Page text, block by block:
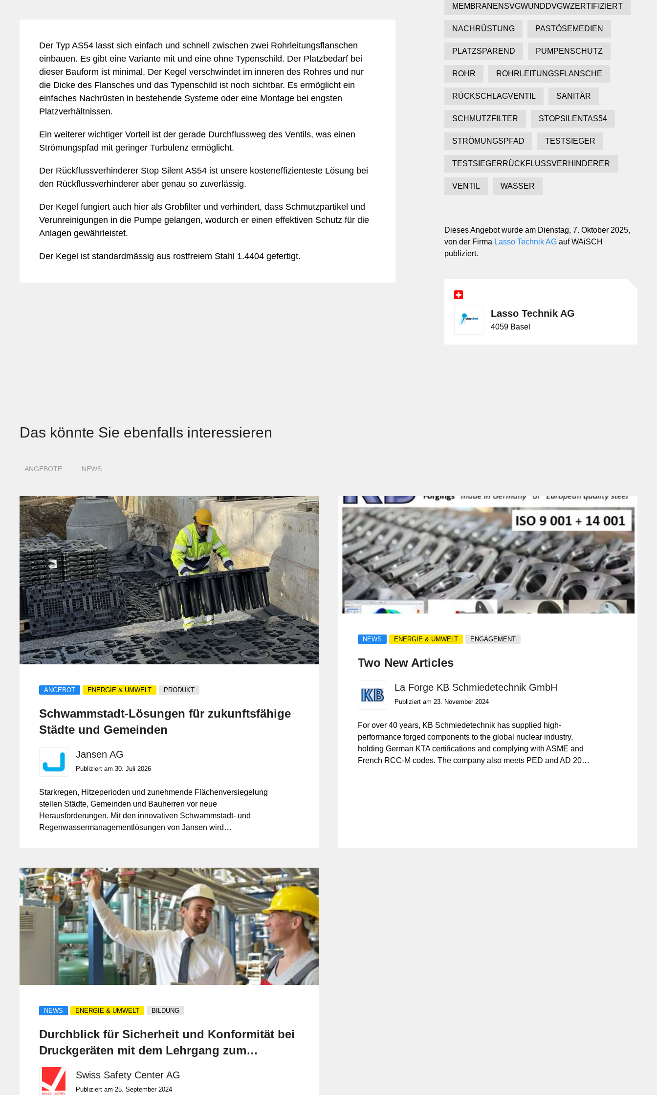
Möbel & Einrichtung
Schmuck & Uhren
Unternehmensberatung
Der Typ AS54 lasst sich einfach und schnell zwischen zwei Rohrleitungsflanschen
einbauen. Es gibt eine Variante mit und eine ohne Typenschild. Der Platzbedarf bei
dieser Bauform ist minimal. Der Kegel verschwindet im inneren des Rohres und nur
die Dicke des Flansches und das Typenschild ist noch sichtbar. Es ermöglicht ein
einfaches Nachrüsten in bestehende Systeme oder eine Montage bei engsten
Platzverhältnissen.
Ein weiterer wichtiger Vorteil ist der gerade Durchflussweg des Ventils, was einen
Strömungspfad mit geringer Turbulenz ermöglicht.
Der Rückflussverhinderer Stop Silent AS54 ist unsere kosteneffizienteste Lösung bei
den Rückflussverhinderer aber genau so zuverlässig.
Der Kegel fungiert auch hier als Grobfilter und verhindert, dass Schmutzpartikel und
Verunreinigungen in die Pumpe gelangen, wodurch er einen effektiven Schutz für die
Anlagen gewährleistet.
Der Kegel ist standardmässig aus rostfreiem Stahl 1.4404 gefertigt.
MEMBRANENSVGWUNDDVGWZERTIFIZIERT
NACHRÜSTUNG PASTÖSEMEDIEN
PLATZSPAREND PUMPENSCHUTZ
ROHR ROHRLEITUNGSFLANSCHE
RÜCKSCHLAGVENTIL SANITÄR
SCHMUTZFILTER STOPSILENTAS54
STRÖMUNGSPFAD TESTSIEGER
TESTSIEGERRÜCKFLUSSVERHINDERER
VENTIL WASSER
Dieses Angebot wurde am Dienstag, 7. Oktober 2025,
von der Firma Lasso Technik AG auf WAiSCH
publiziert.
Lasso Technik AG
4059 Basel
Das könnte Sie ebenfalls interessieren
ANGEBOTE NEWS
ANGEBOT ENERGIE & UMWELT PRODUKT
Schwammstadt-Lösungen für zukunftsfähige
Städte und Gemeinden
Jansen AG
Publiziert am 30. Juli 2026
Starkregen, Hitzeperioden und zunehmende Flächenversiegelung
stellen Städte, Gemeinden und Bauherren vor neue
Herausforderungen. Mit den innovativen Schwammstadt- und
Regenwassermanagementlösungen von Jansen wird
NEWS ENERGIE & UMWELT ENGAGEMENT
Two New Articles
La Forge KB Schmiedetechnik GmbH
Publiziert am 23. November 2024
For over 40 years, KB Schmiedetechnik has supplied high-
performance forged components to the global nuclear industry,
holding German KTA certifications and complying with ASME and
French RCC-M codes. The company also meets PED and AD 2000
NEWS ENERGIE & UMWELT BILDUNG
Durchblick für Sicherheit und Konformität bei
Druckgeräten mit dem Lehrgang zum
Druckgeräteexperten
Swiss Safety Center AG
Publiziert am 25. September 2024